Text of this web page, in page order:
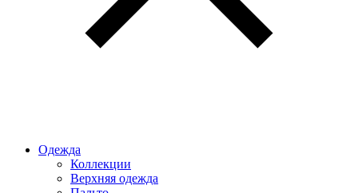
Одежда
Коллекции
Верхняя одежда